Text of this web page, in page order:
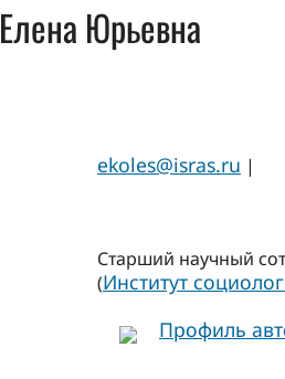
Елена Юрьевна
ekoles@isras.ru |
Старший научный
(Институт
Профиль